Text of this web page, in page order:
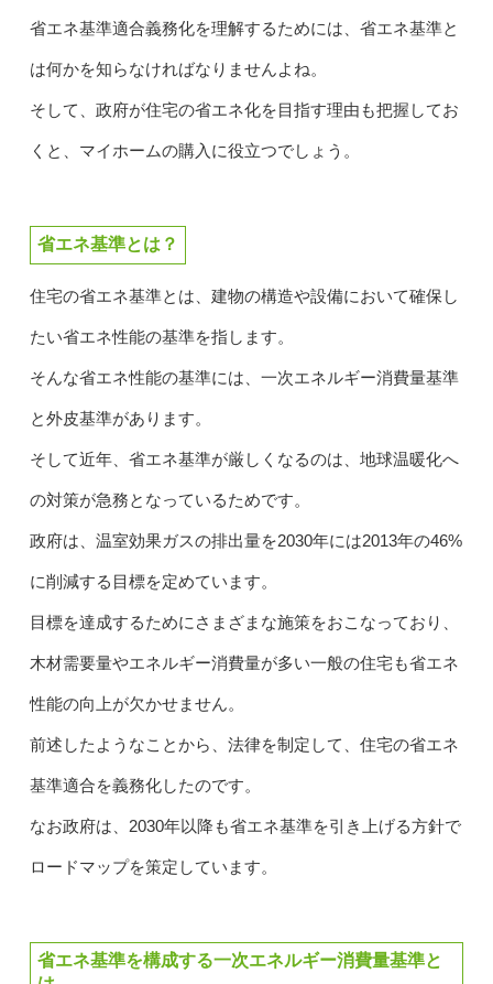
省エネ基準適合義務化を理解するためには、省エネ基準と
は何かを知らなければなりませんよね。
そして、政府が住宅の省エネ化を目指す理由も把握してお
くと、マイホームの購入に役立つでしょう。
省エネ基準とは？
住宅の省エネ基準とは、建物の構造や設備において確保し
たい省エネ性能の基準を指します。
そんな省エネ性能の基準には、一次エネルギー消費量基準
と外皮基準があります。
そして近年、省エネ基準が厳しくなるのは、地球温暖化へ
の対策が急務となっているためです。
政府は、温室効果ガスの排出量を2030年には2013年の46%
に削減する目標を定めています。
目標を達成するためにさまざまな施策をおこなっており、
木材需要量やエネルギー消費量が多い一般の住宅も省エネ
性能の向上が欠かせません。
前述したようなことから、法律を制定して、住宅の省エネ
基準適合を義務化したのです。
なお政府は、2030年以降も省エネ基準を引き上げる方針で
ロードマップを策定しています。
省エネ基準を構成する一次エネルギー消費量基準と